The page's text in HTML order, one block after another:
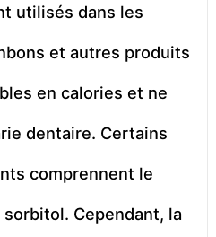
utilisés dans les
et autres produits
en calories et ne
dentaire. Certains
comprennent le
Cependant, la